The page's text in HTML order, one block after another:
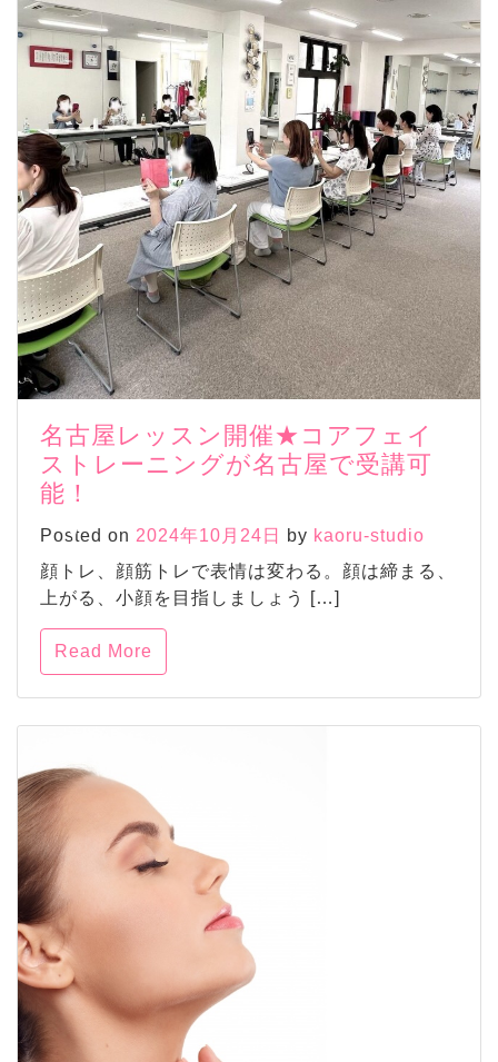
名古屋レッスン開催★コアフェイ
ストレーニングが名古屋で受講可
能！
Posted on 2024年10月24日 by kaoru-studio
顔トレ、顔筋トレで表情は変わる。顔は締まる、
上がる、小顔を目指しましょう […]
Read More